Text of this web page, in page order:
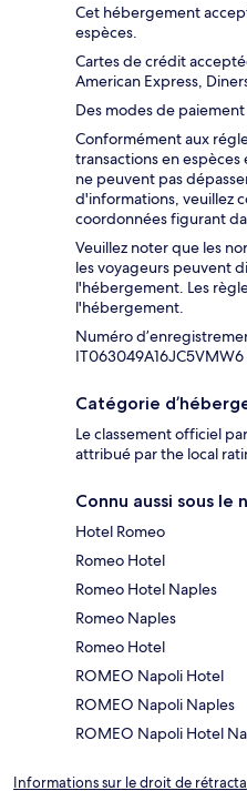
Cet hébergement
espèces.
Cartes de crédit
American Express,
Des modes de
Conformément aux
transactions en
ne peuvent pas
d'informations, veuillez
coordonnées figurant
Veuillez noter que les
les voyageurs peuvent
l'hébergement. Les
l'hébergement.
Numéro
IT063049A16JC5VMW6
Catégorie
Le classement officiel
attribué par the local
Connu aussi sous le
Hotel Romeo
Romeo Hotel
Romeo Hotel Naples
Romeo Naples
Romeo Hotel
ROMEO Napoli Hotel
ROMEO Napoli Naples
ROMEO Napoli Hotel
Informations sur le droit de